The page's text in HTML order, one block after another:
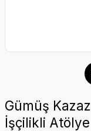
Gümüş
İşçilikli Atölye